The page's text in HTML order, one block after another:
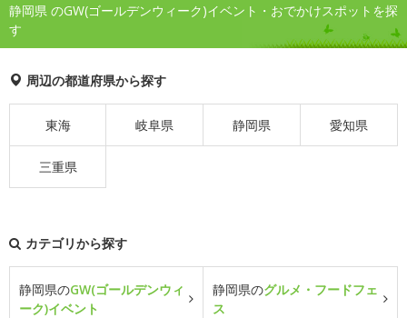
静岡県 のGW(ゴールデンウィーク)イベント・おでかけスポットを探
す
周辺の都道府県から探す
東海 岐阜県 静岡県 愛知県
三重県
カテゴリから探す
静岡県のGW(ゴールデンウィ
ーク)イベント
静岡県のグルメ・フードフェ
ス